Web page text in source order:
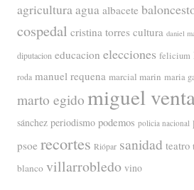
agriculturaagua albacete
cospedal cristina torres cultura daniel
diputacion educacion elecciones felicium
roda manuel requena marcial marin maria
marto egidomiguel
sánchez periodismo podemos policia nacional
psoe recortes Riópar sanidad teatro
blanco villarrobledo vino